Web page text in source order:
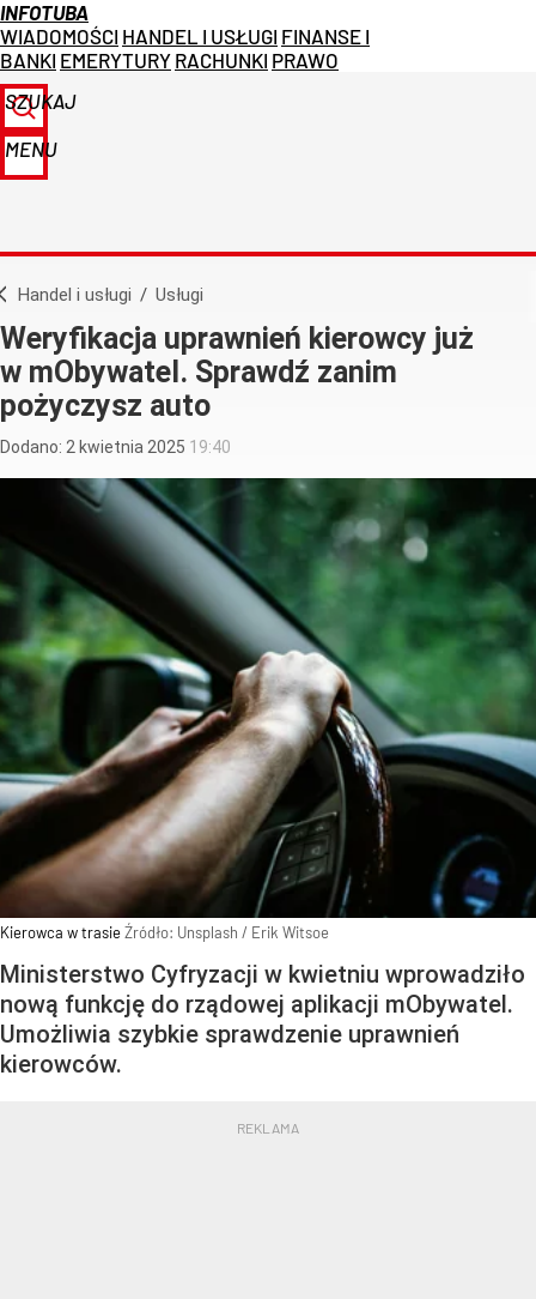
INFOTUBA
WIADOMOŚCI HANDEL I USŁUGI FINANSE I
BANKI EMERYTURY RACHUNKI PRAWO
SZUKAJ
MENU
Handel i usługi / Usługi
Weryfikacja uprawnień kierowcy już
w mObywatel. Sprawdź zanim
pożyczysz auto
Dodano: 2 kwietnia 2025 19:40
Kierowca w trasieŹródło: Unsplash / Erik Witsoe
Ministerstwo Cyfryzacji w kwietniu wprowadziło
nową funkcję do rządowej aplikacji mObywatel.
Umożliwia szybkie sprawdzenie uprawnień
kierowców.